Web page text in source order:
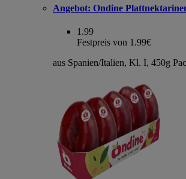
Angebot: Ondine
1.99
Festpreis von 1.99€
aus Spanien/Italien, Kl. I, 450g